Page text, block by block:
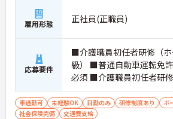
雇用形態 正社員(正職員)
応募要件
■介護職員初任者研修（
級） ■普通自動車運転免
必須 ■介護職員初任者研
車通勤可 未経験OK 日勤のみ 研修制度あり
ボ
社会保険完備
交通費支給